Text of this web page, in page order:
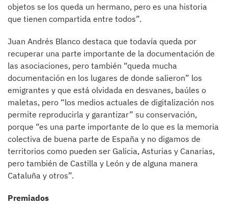
objetos se los queda un hermano, pero es una historia
que tienen compartida entre todos”.
Juan Andrés Blanco destaca que todavía queda por
recuperar una parte importante de la documentación de
las asociaciones, pero también “queda mucha
documentación en los lugares de donde salieron” los
emigrantes y que está olvidada en desvanes, baúles o
maletas, pero “los medios actuales de digitalización nos
permite reproducirla y garantizar” su conservación,
porque “es una parte importante de lo que es la memoria
colectiva de buena parte de España y no digamos de
territorios como pueden ser Galicia, Asturias y Canarias,
pero también de Castilla y León y de alguna manera
Cataluña y otros”.
Premiados